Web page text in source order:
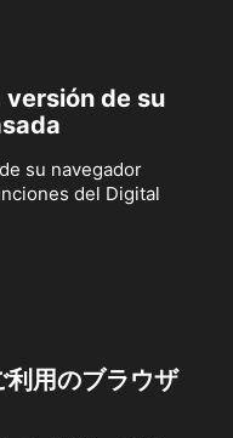
de su
su navegador
del Digital
利用のブラウザ